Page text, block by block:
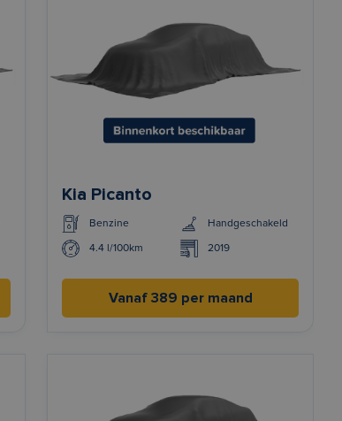
Kia Picanto
Benzine Handgeschakeld
4.4 l/100km 2019
Vanaf 389 per maand